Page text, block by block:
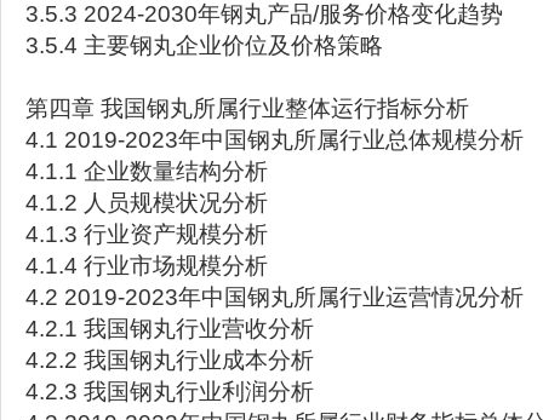
3.5.3 2024-2030年钢丸产品/服务价格变化趋势
3.5.4 主要钢丸企业价位及价格策略
第四章 我国钢丸所属行业整体运行指标分析
4.1 2019-2023年中国钢丸所属行业总体规模分析
4.1.1 企业数量结构分析
4.1.2 人员规模状况分析
4.1.3 行业资产规模分析
4.1.4 行业市场规模分析
4.2 2019-2023年中国钢丸所属行业运营情况分析
4.2.1 我国钢丸行业营收分析
4.2.2 我国钢丸行业成本分析
4.2.3 我国钢丸行业利润分析